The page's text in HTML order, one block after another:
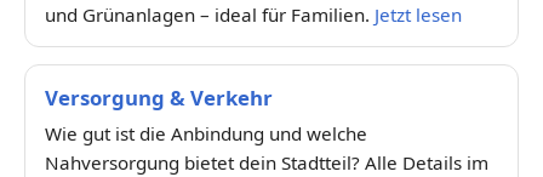
und Grünanlagen – ideal für Familien. Jetzt lesen
Versorgung & Verkehr
Wie gut ist die Anbindung und welche
Nahversorgung bietet dein Stadtteil? Alle Details im